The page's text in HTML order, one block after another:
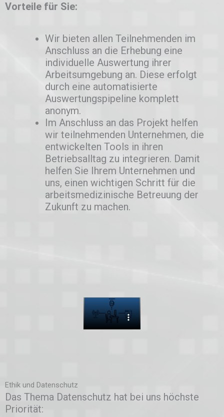
Vorteile für Sie:
Wir bieten allen Teilnehmenden im
Anschluss an die Erhebung eine
individuelle Auswertung ihrer
Arbeitsumgebung an. Diese erfolgt
durch eine automatisierte
Auswertungspipeline komplett
anonym.
Im Anschluss an das Projekt helfen
wir teilnehmenden Unternehmen, die
entwickelten Tools in ihren
Betriebsalltag zu integrieren. Damit
helfen Sie Ihrem Unternehmen und
uns, einen wichtigen Schritt für die
arbeitsmedizinische Betreuung der
Zukunft zu machen.
Ethik und Datenschutz
Das Thema Datenschutz hat bei uns höchste
Priorität: